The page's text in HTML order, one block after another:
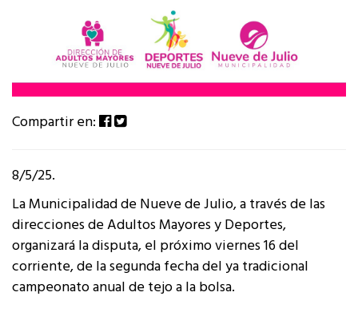
Compartir en:
8/5/25.
La Municipalidad de Nueve de Julio, a través de las
direcciones de Adultos Mayores y Deportes,
organizará la disputa, el próximo viernes 16 del
corriente, de la segunda fecha del ya tradicional
campeonato anual de tejo a la bolsa.